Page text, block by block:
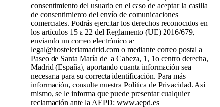
consentimiento del usuario en el caso de aceptar la casilla
de consentimiento del envío de comunicaciones
comerciales. Podrás ejercitar los derechos reconocidos en
los artículos 15 a 22 del Reglamento (UE) 2016/679,
enviando un correo electrónico a:
legal@hosteleriamadrid.com o mediante correo postal a
Paseo de Santa María de la Cabeza, 1, 1o centro derecha,
Madrid (España), aportando cuanta información sea
necesaria para su correcta identificación. Para más
información, consulte nuestra Política de Privacidad. Así
mismo, se le informa que puede presentar cualquier
reclamación ante la AEPD: www.aepd.es